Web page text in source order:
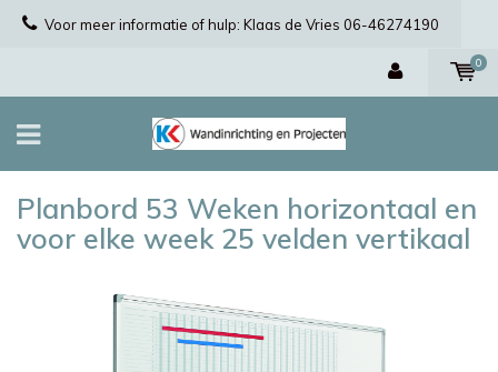
Voor meer informatie of hulp: Klaas de Vries 06-46274190
0
Planbord 53 Weken horizontaal en
voor elke week 25 velden vertikaal